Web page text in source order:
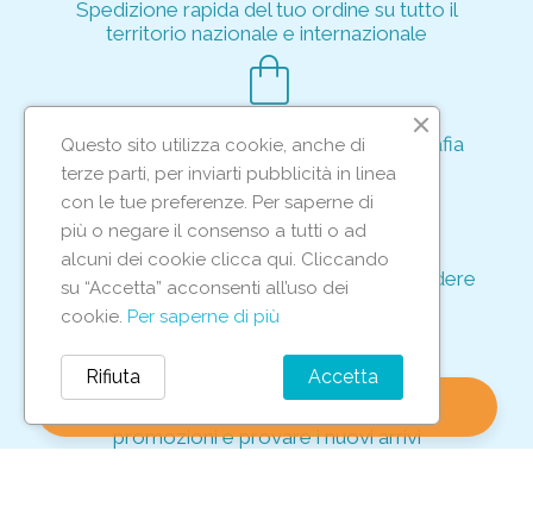
Spedizione rapida del tuo ordine su tutto il
territorio nazionale e internazionale
shopping_bag
Acquisto rapido e sicuro tramite crittografia
per proteggere le tue transazioni
support_agent
Supporto e assistenza dedicati per rispondere
storefront
Vieni in negozio per scoprire le nostre
promozioni e provare i nuovi arrivi
shopping_bag account_circle
Questo sito utilizza cookie, anche di
terze parti, per inviarti pubblicità in linea
con le tue preferenze. Per saperne di
più o negare il consenso a tutti o ad
alcuni dei cookie clicca qui. Cliccando
su “Accetta” acconsenti all’uso dei
cookie. Per saperne di più
Accetta
Rifiuta